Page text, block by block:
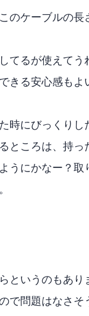
のケーブルの長
てるUSB-Cが使え
きる安心感もよ
時にびっくり
ところは、持
うにかなー？
いうのもあり
で問題はなさそ